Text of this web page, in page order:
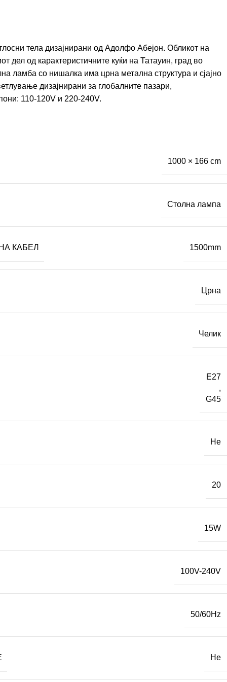
тела дизајнирани од Адолфо Абејон. Обликот на
дел од карактеристичните куќи на Татауин, град во
ламба со нишалка има црна метална структура и сјајно
дизајнирани за глобалните пазари,
110-120V и 220-240V.
1000 × 166 cm
Столна лампа
КАБЕЛ 1500mm
Црна
Челик
E27
,
G45
Не
20
15W
100V-240V
50/60Hz
Не